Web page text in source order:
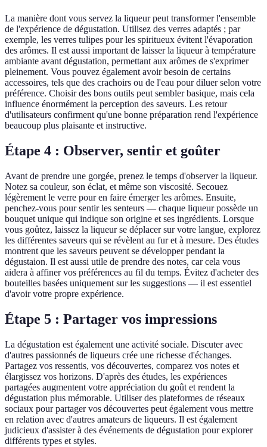
La manière dont vous servez la liqueur peut transformer l'ensemble
de l'expérience de dégustation. Utilisez des verres adaptés ; par
exemple, les verres tulipes pour les spiritueux évitent l'évaporation
des arômes. Il est aussi important de laisser la liqueur à température
ambiante avant dégustation, permettant aux arômes de s'exprimer
pleinement. Vous pouvez également avoir besoin de certains
accessoires, tels que des crachoirs ou de l'eau pour diluer selon votre
préférence. Choisir des bons outils peut sembler basique, mais cela
influence énormément la perception des saveurs. Les retour
d'utilisateurs confirment qu'une bonne préparation rend l'expérience
beaucoup plus plaisante et instructive.
Étape 4 : Observer, sentir et goûter
Avant de prendre une gorgée, prenez le temps d'observer la liqueur.
Notez sa couleur, son éclat, et même son viscosité. Secouez
légèrement le verre pour en faire émerger les arômes. Ensuite,
penchez-vous pour sentir les senteurs — chaque liqueur possède un
bouquet unique qui indique son origine et ses ingrédients. Lorsque
vous goûtez, laissez la liqueur se déplacer sur votre langue, explorez
les différentes saveurs qui se révèlent au fur et à mesure. Des études
montrent que les saveurs peuvent se développer pendant la
dégustaion. Il est aussi utile de prendre des notes, car cela vous
aidera à affiner vos préférences au fil du temps. Évitez d'acheter des
bouteilles basées uniquement sur les suggestions — il est essentiel
d'avoir votre propre expérience.
Étape 5 : Partager vos impressions
La dégustation est également une activité sociale. Discuter avec
d'autres passionnés de liqueurs crée une richesse d'échanges.
Partagez vos ressentis, vos découvertes, comparez vos notes et
élargissez vos horizons. D'après des études, les expériences
partagées augmentent votre appréciation du goût et rendent la
dégustation plus mémorable. Utiliser des plateformes de réseaux
sociaux pour partager vos découvertes peut également vous mettre
en relation avec d'autres amateurs de liqueurs. Il est également
judicieux d'assister à des événements de dégustation pour explorer
différents types et styles.